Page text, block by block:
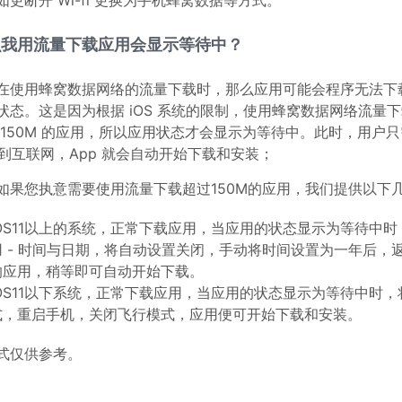
用流量下载应用会显示等待中？
使用蜂窝数据网络的流量下载时，那么应用可能会程序无法
态。这是因为根据 iOS 系统的限制，使用蜂窝数据网络流量
的应用，所以应用状态才会显示为等待中。此时，用户
互联网，App 就会自动开始下载和安装；
果您执意需要使用流量下载超过150M的应用，我们提供以下
以上的系统，正常下载应用，当应用的状态显示为等待中
- 时间与日期，将自动设置关闭，手动将时间设置为一年后，
用，稍等即可自动开始下载。
以下系统，正常下载应用，当应用的状态显示为等待中时
重启手机，关闭飞行模式，应用便可开始下载和安装。
仅供参考。